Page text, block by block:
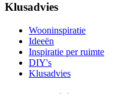
Klusadvies
Wooninspiratie
Ideeën
Inspiratie per ruimte
DIY's
Klusadvies